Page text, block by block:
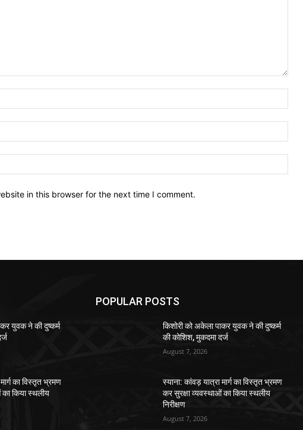
in this browser for the next time I comment.
युवक ने की दुष्कर्म
का विस्तृत भ्रमण
किया स्थलीय
POPULAR POSTS
किशोरी को अकेला पाकर युवक ने की दुष्कर्म
की कोशिश, मुकदमा दर्ज
August 7, 2026
स्याना: कांवड़ यात्रा मार्ग का विस्तृत भ्रमण
कर सुरक्षा व्यवस्थाओं का किया स्थलीय
निरीक्षण
August 7, 2026